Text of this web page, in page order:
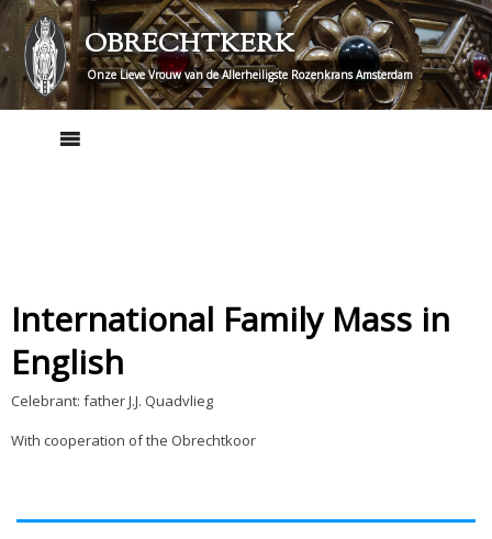
Skip
to
content
OBRECHTKERK
Onze Lieve Vrouw van de Allerheiligste Rozenkrans Amsterdam
International Family Mass in
English
Celebrant: father J.J. Quadvlieg
With cooperation of the Obrechtkoor